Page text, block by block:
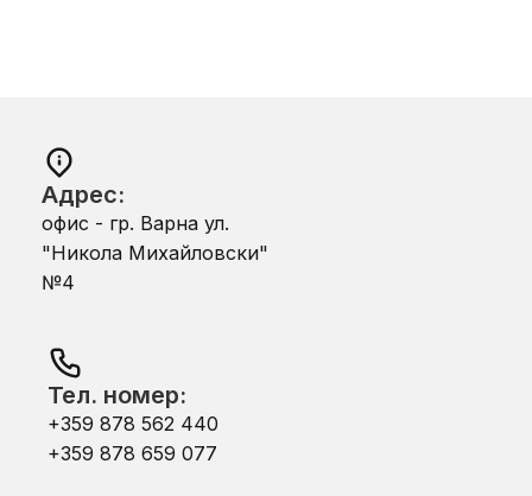
Адрес:
офис - гр. Варна ул.
"Никола Михайловски"
№4
Тел. номер:
+359 878 562 440
+359 878 659 077